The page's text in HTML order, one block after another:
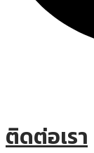
ติดต่อเรา